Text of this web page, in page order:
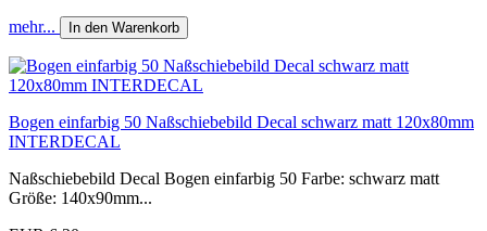
mehr... In den Warenkorb
Bogen einfarbig 50 Naßschiebebild Decal schwarz matt 120x80mm
INTERDECAL
Naßschiebebild Decal Bogen einfarbig 50 Farbe: schwarz matt
Größe: 140x90mm...